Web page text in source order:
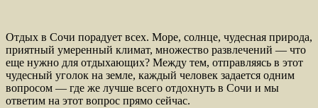
Отдых в Сочи порадует всех. Море, солнце, чудесная природа,
приятный умеренный климат, множество развлечений — что
еще нужно для отдыхающих? Между тем, отправляясь в этот
чудесный уголок на земле, каждый человек задается одним
вопросом — где же лучше всего отдохнуть в Сочи и мы
ответим на этот вопрос прямо сейчас.